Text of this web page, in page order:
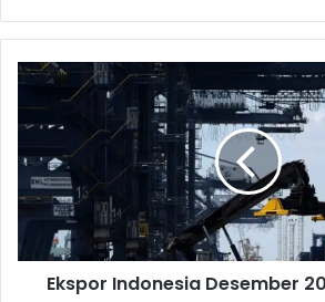
E
o
d
Ekspor Indonesia Desember